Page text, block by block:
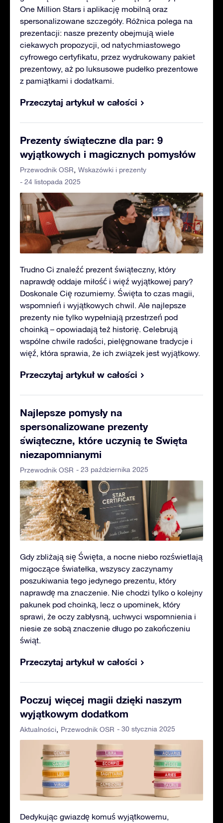
One Million Stars i aplikację mobilną oraz
spersonalizowane szczegóły. Różnica polega na
prezentacji: nasze prezenty obejmują wiele
ciekawych propozycji, od natychmiastowego
cyfrowego certyfikatu, przez wydrukowany pakiet
prezentowy, aż po luksusowe pudełko prezentowe
z pamiątkami i dodatkami.
Przeczytaj artykuł w całości
Prezenty świąteczne dla par: 9
wyjątkowych i magicznych pomysłów
Przewodnik OSR
Wskazówki i prezenty
- 24 listopada 2025
Trudno Ci znaleźć prezent świąteczny, który
naprawdę oddaje miłość i więź wyjątkowej pary?
Doskonale Cię rozumiemy. Święta to czas magii,
wspomnień i wyjątkowych chwil. Ale najlepsze
prezenty nie tylko wypełniają przestrzeń pod
choinką – opowiadają też historię. Celebrują
wspólne chwile radości, pielęgnowane tradycje i
więź, która sprawia, że ich związek jest wyjątkowy.
Przeczytaj artykuł w całości
Najlepsze pomysły na
spersonalizowane prezenty
świąteczne, które uczynią te Święta
niezapomnianymi
Przewodnik OSR - 23 października 2025
Gdy zbliżają się Święta, a nocne niebo rozświetlają
migoczące światełka, wszyscy zaczynamy
poszukiwania tego jedynego prezentu, który
naprawdę ma znaczenie. Nie chodzi tylko o kolejny
pakunek pod choinką, lecz o upominek, który
sprawi, że oczy zabłysną, uchwyci wspomnienia i
niesie ze sobą znaczenie długo po zakończeniu
świąt.
Przeczytaj artykuł w całości
Poczuj więcej magii dzięki naszym
wyjątkowym dodatkom
Aktualności Przewodnik OSR - 30 stycznia 2025
Dedykując gwiazdę komuś wyjątkowemu,